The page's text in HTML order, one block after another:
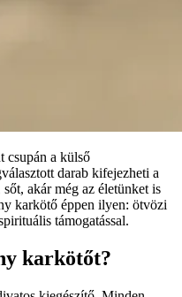
csupán a külső
darab kifejezheti a
akár még az életünket is
karkötő éppen ilyen: ötvözi
támogatással.
karkötőt?